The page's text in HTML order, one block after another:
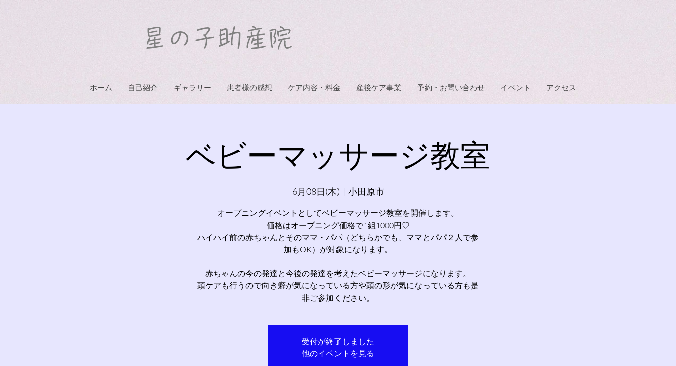
​星の子助産院
ホーム 自己紹介 ギャラリー 患者様の感想 ケア内容・料金 産後ケア事業 予約・お問い合わせ イベント アクセス
ベビーマッサージ教室
6月08日(木)
  |
小田原市
オープニングイベントとしてベビーマッサージ教室を開催します。
価格はオープニング価格で1組1000円♡
ハイハイ前の赤ちゃんとそのママ・パパ（どちらかでも、ママとパパ２人で参
加もOK）が対象になります。
赤ちゃんの今の発達と今後の発達を考えたベビーマッサージになります。
頭ケアも行うので向き癖が気になっている方や頭の形が気になっている方も是
非ご参加ください。
受付が終了しました
他のイベントを見る